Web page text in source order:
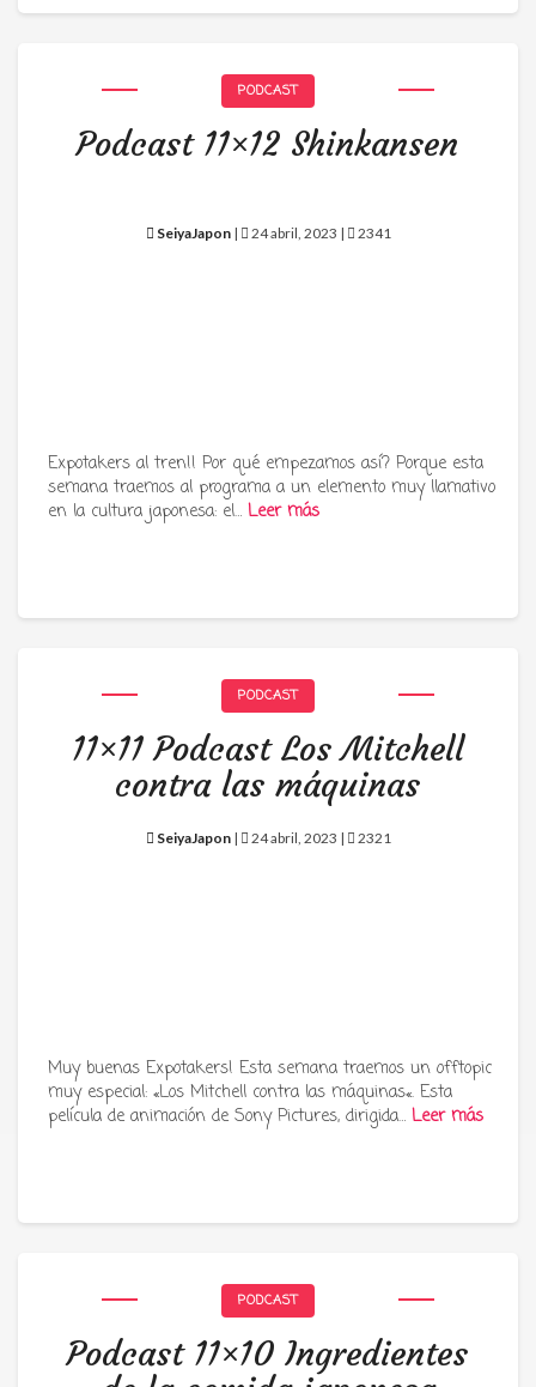
PODCAST
Podcast 11×12 Shinkansen
SeiyaJapon| 24 abril, 2023 | 2341
Expotakers al tren!! Por qué empezamos así? Porque esta
semana traemos al programa a un elemento muy llamativo
en la cultura japonesa: el… Leer más
PODCAST
11×11 Podcast Los Mitchell
contra las máquinas
SeiyaJapon| 24 abril, 2023 | 2321
Muy buenas Expotakers! Esta semana traemos un offtopic
muy especial: «Los Mitchell contra las máquinas«. Esta
película de animación de Sony Pictures, dirigida… Leer más
PODCAST
Podcast 11×10 Ingredientes